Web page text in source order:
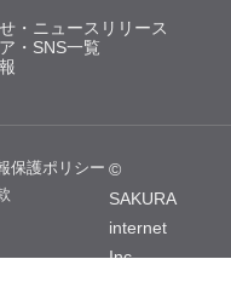
・ニュースリリース
・SNS一覧
保護ポリシー ©
SAKURA
internet
Inc.